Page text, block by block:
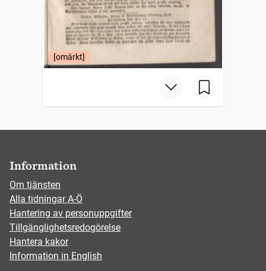
[omärkt]
Information
Om tjänsten
Alla tidningar A-Ö
Hantering av personuppgifter
Tillgänglighetsredogörelse
Hantera kakor
Information in English